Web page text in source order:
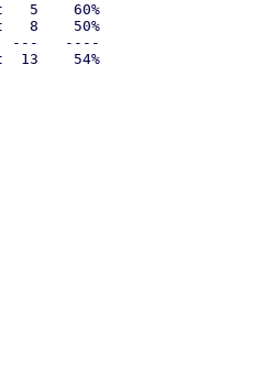
5    60%
8    50%
---   ----
13    54%